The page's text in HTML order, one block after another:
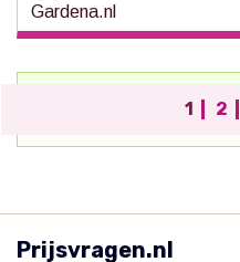
Gardena.nl
1 2
Prijsvragen.nl